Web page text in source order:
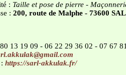
: Taille et pose de pierre -
: 200, route de Malphe - 73600
13 19 09 - 06 22 29 36 02 - 07 67
https://sarl-akkulak.fr/